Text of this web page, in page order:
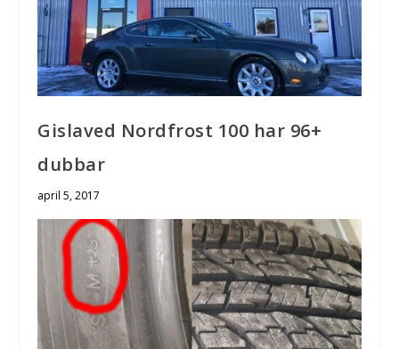
Gislaved Nordfrost 100 har 96+
dubbar
april 5, 2017